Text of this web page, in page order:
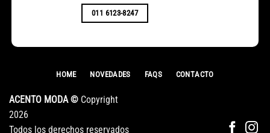
011 6123-8247
ACENTO MODA © Copyright
2026
Todos los derechos reservados
HOME NOVEDADES FAQS CONTACTO